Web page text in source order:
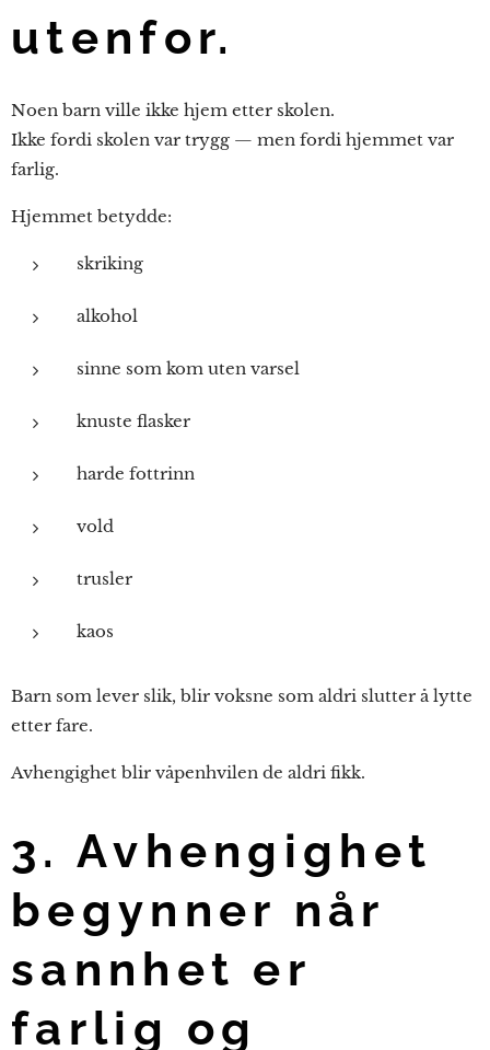
utenfor.
Noen barn ville ikke hjem etter skolen.
Ikke fordi skolen var trygg — men fordi hjemmet var
farlig.
Hjemmet betydde:
skriking
alkohol
sinne som kom uten varsel
knuste flasker
harde fottrinn
vold
trusler
kaos
Barn som lever slik, blir voksne som aldri slutter å lytte
etter fare.
Avhengighet blir våpenhvilen de aldri fikk.
3. Avhengighet
begynner når
sannhet er
farlig og